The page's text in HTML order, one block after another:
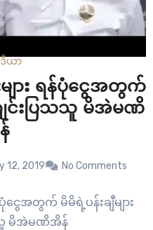
ယာ
များ ရန်ပုံငွေအတွက်
ကျင်းပြသသူ မိအဲမဏိ
12, 2019 No Comments
ပုံငွေအတွက် မိမိရဲ့ပန်းချီများ
သူ မိအဲမဏိအိန်